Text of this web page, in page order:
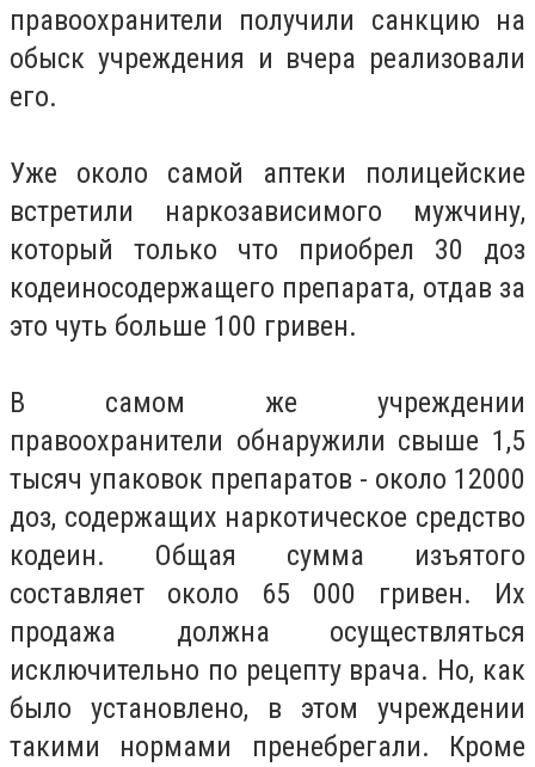
правоохранители получили санкцию на
обыск учреждения и вчера реализовали
его.
Уже около самой аптеки полицейские
встретили наркозависимого мужчину,
который только что приобрел 30 доз
кодеиносодержащего препарата, отдав за
это чуть больше 100 гривен.
В самом же учреждении
правоохранители обнаружили свыше 1,5
тысяч упаковок препаратов - около 12000
доз, содержащих наркотическое средство
кодеин. Общая сумма изъятого
составляет около 65 000 гривен. Их
продажа должна осуществляться
исключительно по рецепту врача. Но, как
было установлено, в этом учреждении
такими нормами пренебрегали. Кроме